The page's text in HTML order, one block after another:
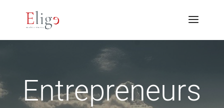
Entrepreneurs